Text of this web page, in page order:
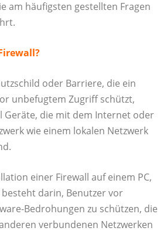
am häufigsten gestellten Fragen
oder Barriere, die ein
unbefugtem Zugriff schützt,
Geräte, die mit dem Internet oder
wie einem lokalen Netzwerk
einer Firewall auf einem PC,
darin, Benutzer vor
Bedrohungen zu schützen, die
verbundenen Netzwerken